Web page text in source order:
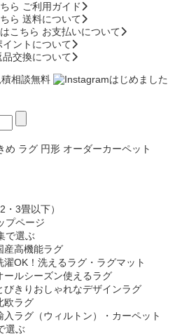
ご利用ガイド
送料について
お支払いについて
イントについて
品交換について
め ラグ 円形 オーダーカーペット
・3畳以下）
プページ
で選ぶ
産高機能ラグ
濯OK！洗えるラグ・ラグマット
ールシーズン使えるラグ
びきりおしゃれなデザインラグ
欧ラグ
入ラグ（ウィルトン）・カーペット
選ぶ